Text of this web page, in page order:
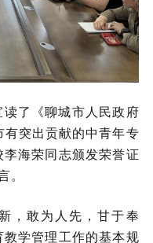
了《聊城市人民政府
突出贡献的中青年专
海荣同志颁发荣誉证
，敢为人先，甘于奉
学管理工作的基本规